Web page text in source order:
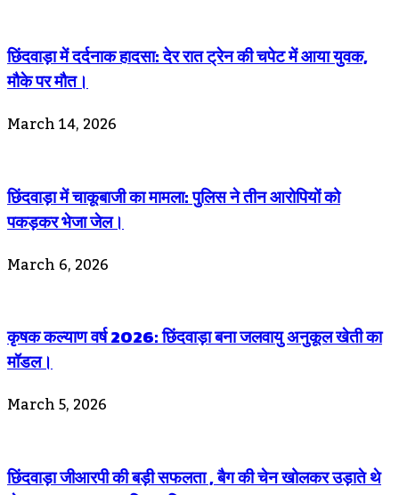
छिंदवाड़ा में दर्दनाक हादसा: देर रात ट्रेन की चपेट में आया युवक,
मौके पर मौत।
March 14, 2026
छिंदवाड़ा में चाकूबाजी का मामला: पुलिस ने तीन आरोपियों को
पकड़कर भेजा जेल।
March 6, 2026
कृषक कल्याण वर्ष 2026: छिंदवाड़ा बना जलवायु अनुकूल खेती का
मॉडल।
March 5, 2026
छिंदवाड़ा जीआरपी की बड़ी सफलता , बैग की चेन खोलकर उड़ाते थे